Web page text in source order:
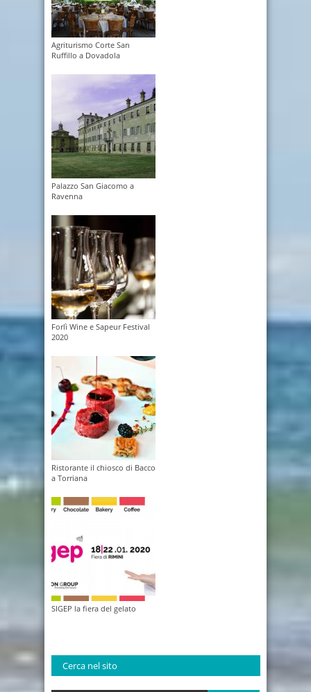
Agriturismo Corte San
Ruffillo a Dovadola
Palazzo San Giacomo a
Ravenna
Forlì Wine e Sapeur Festival
2020
Ristorante il chiosco di Bacco
a Torriana
SIGEP la fiera del gelato
Cerca nel sito